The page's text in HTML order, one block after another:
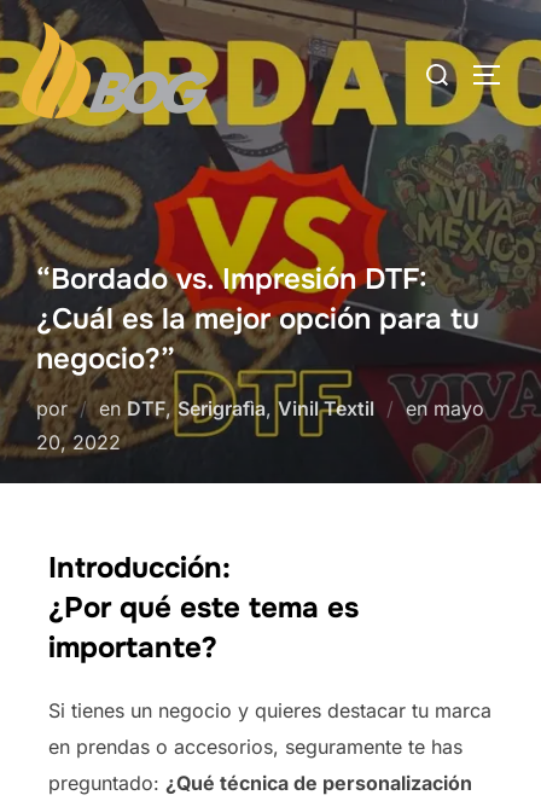
“Bordado vs. Impresión DTF:
¿Cuál es la mejor opción para tu
negocio?”
por en DTF,Serigrafìa, Vinil Textil en mayo
20, 2022
Introducción:
¿Por qué este tema es
importante?
Si tienes un negocio y quieres destacar tu marca
en prendas o accesorios, seguramente te has
preguntado: ¿Qué técnica de personalización